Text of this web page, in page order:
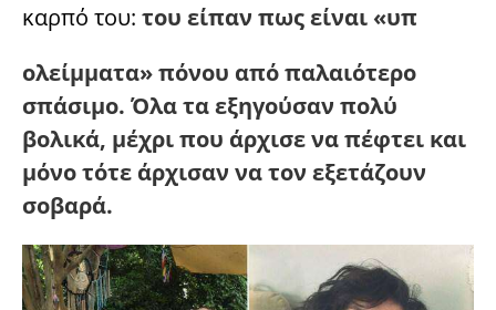
καρπό του: του είπαν πως είναι «υπ
ολείμματα» πόνου από παλαιότερο
σπάσιμο. Όλα τα εξηγούσαν πολύ
βολικά, μέχρι που άρχισε να πέφτει και
μόνο τότε άρχισαν να τον εξετάζουν
σοβαρά.